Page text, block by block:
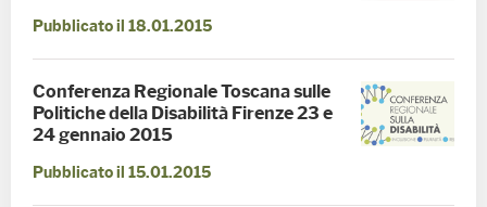
Pubblicato il 18.01.2015
Conferenza Regionale Toscana sulle
Politiche della Disabilità Firenze 23 e
24 gennaio 2015
Pubblicato il 15.01.2015